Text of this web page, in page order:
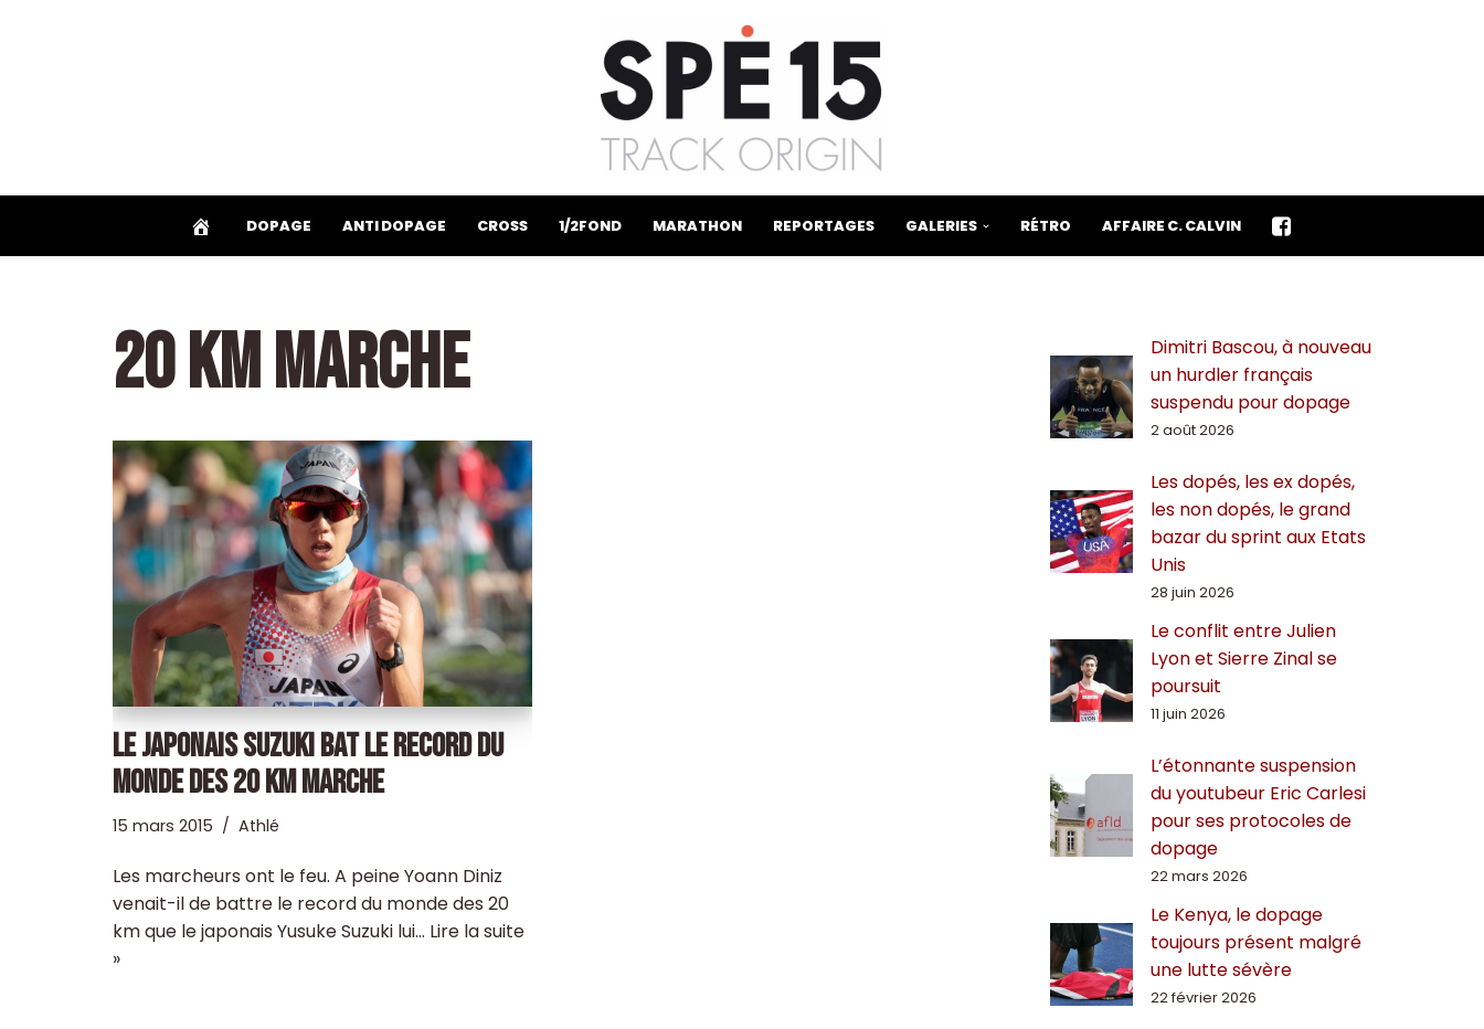
DOPAGE ANTI DOPAGE CROSS 1/2FOND MARATHON REPORTAGES GALERIES RÉTRO AFFAIRE C. CALVIN
20 KM MARCHE
LE JAPONAIS SUZUKI BAT LE RECORD DU
MONDE DES 20 KM MARCHE
15 mars 2015 Athlé
Les marcheurs ont le feu. A peine Yoann Diniz
venait-il de battre le record du monde des 20
km que le japonais Yusuke Suzuki lui… Lire la suite
»
Dimitri Bascou, à nouveau
un hurdler français
suspendu pour dopage
2 août 2026
Les dopés, les ex dopés,
les non dopés, le grand
bazar du sprint aux Etats
Unis
28 juin 2026
Le conflit entre Julien
Lyon et Sierre Zinal se
poursuit
11 juin 2026
L’étonnante suspension
du youtubeur Eric Carlesi
pour ses protocoles de
dopage
22 mars 2026
Le Kenya, le dopage
toujours présent malgré
une lutte sévère
22 février 2026